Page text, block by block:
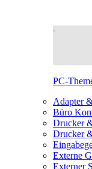
PC-
Adapter
Büro
Drucker
Drucker
Externe
Externer